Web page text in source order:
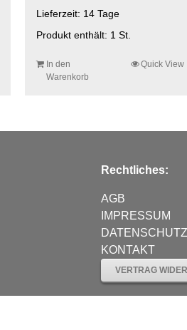
Lieferzeit: 14 Tage
Produkt enthält: 1 St.
In den
Warenkorb
Quick View
Rechtliches:
AGB
IMPRESSUM
DATENSCHUTZ
KONTAKT
VERTRAG